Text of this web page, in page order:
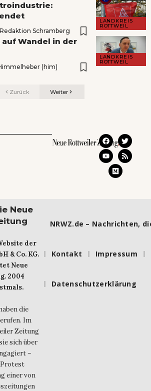
LANDKREIS
ROTTWEIL
Schramberg
LANDKREIS
ROTTWEIL
Wandel in der
(him)
Zurück Weiter
Neue
der
& Co. KG.
Neue
2004
die
Im
Zeitung
sich über
–
Protest
einer von
NRWZ.de – Nachrichten,
Kontakt Impressum
Datenschutzerklärung